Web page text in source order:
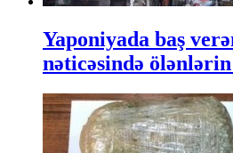
Yaponiyada baş
nəticəsində ölənlərin